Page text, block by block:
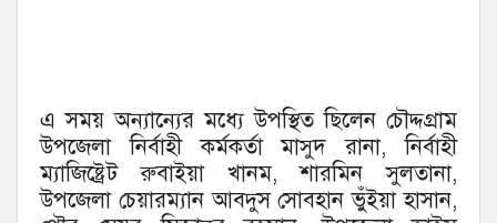
এ সময় অন্যান্যের মধ্যে উপস্থিত ছিলেন চৌদ্দগ্রাম
উপজেলা নির্বাহী কর্মকর্তা মাসুদ রানা, নির্বাহী
ম্যাজিষ্ট্রেট রুবাইয়া খানম, শারমিন সুলতানা,
উপজেলা চেয়ারম্যান আবদুস সোবহান ভুঁইয়া হাসান,